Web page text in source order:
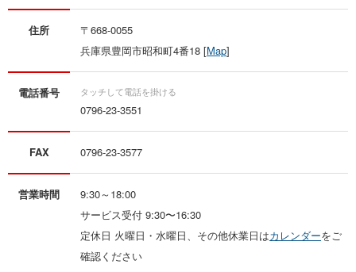
住所
〒668-0055
兵庫県豊岡市昭和町4番18 [Map]
電話番号
0796-23-3551
FAX 0796-23-3577
営業時間
9:30～18:00
サービス受付 9:30〜16:30
定休日 火曜日・水曜日、その他休業日はカレンダーをご
確認ください